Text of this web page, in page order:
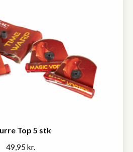
Top 5 stk
49,95 kr.